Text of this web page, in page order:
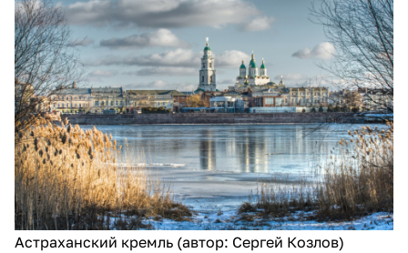
Астраханский кремль (автор: Сергей Козлов)